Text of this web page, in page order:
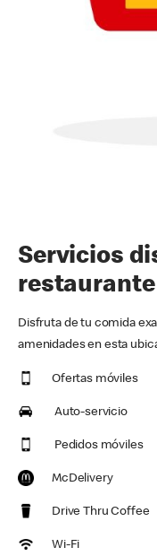
Servicios
restaurante
Disfruta de tu comida
amenidades en esta
Ofertas móviles
Auto-servicio
Pedidos móviles
McDelivery
Drive Thru Coffee
Wi-Fi